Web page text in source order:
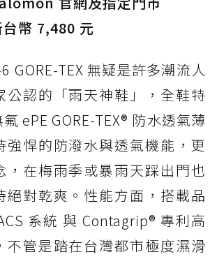
幣 7,480 元
GORE-TEX 無疑是許多潮流人
公認的「雨天神鞋」，全鞋特
ePE GORE-TEX® 防水透氣薄
強悍的防潑水與透氣機能，更
，在梅雨季或暴雨天踩出門也
絕對乾爽。性能方面，搭載品
系統 與 Contagrip® 專利高
不管是踏在台灣都市極度濕滑